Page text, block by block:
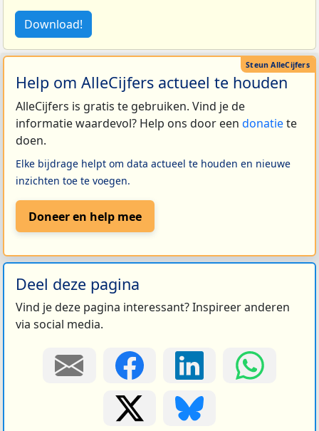
Download!
Help om AlleCijfers actueel te houden
AlleCijfers is gratis te gebruiken. Vind je de
informatie waardevol? Help ons door een donatiete
doen.
Elke bijdrage helpt om data actueel te houden en nieuwe
inzichten toe te voegen.
Doneer en help mee
Deel deze pagina
Vind je deze pagina interessant? Inspireer anderen
via social media.